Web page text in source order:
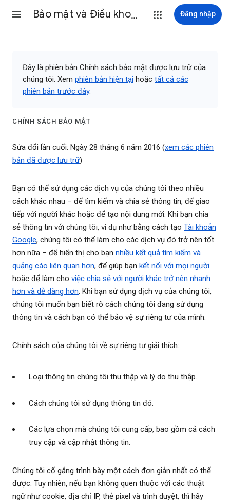
Bảo mật và Điều khoản Đăng nhập
Đây là phiên bản Chính sách bảo mật được lưu trữ của
chúng tôi. Xem phiên bản hiện tại hoặc tất cả các
phiên bản trước đây.
CHÍNH SÁCH BẢO MẬT
Sửa đổi lần cuối: Ngày 28 tháng 6 năm 2016 (xem các phiên
bản đã được lưu trữ)
Bạn có thể sử dụng các dịch vụ của chúng tôi theo nhiều
cách khác nhau – để tìm kiếm và chia sẻ thông tin, để giao
tiếp với người khác hoặc để tạo nội dung mới. Khi bạn chia
sẻ thông tin với chúng tôi, ví dụ như bằng cách tạo Tài khoản
Google, chúng tôi có thể làm cho các dịch vụ đó trở nên tốt
hơn nữa – để hiển thị cho bạn nhiều kết quả tìm kiếm và
quảng cáo liên quan hơn, để giúp bạn kết nối với mọi người
hoặc để làm cho việc chia sẻ với người khác trở nên nhanh
hơn và dễ dàng hơn. Khi bạn sử dụng dịch vụ của chúng tôi,
chúng tôi muốn bạn biết rõ cách chúng tôi đang sử dụng
thông tin và cách bạn có thể bảo vệ sự riêng tư của mình.
Chính sách của chúng tôi về sự riêng tư giải thích:
Loại thông tin chúng tôi thu thập và lý do thu thập.
Cách chúng tôi sử dụng thông tin đó.
Các lựa chọn mà chúng tôi cung cấp, bao gồm cả cách
truy cập và cập nhật thông tin.
Chúng tôi cố gắng trình bày một cách đơn giản nhất có thể
được. Tuy nhiên, nếu bạn không quen thuộc với các thuật
ngữ như cookie, địa chỉ IP, thẻ pixel và trình duyệt, thì hãy